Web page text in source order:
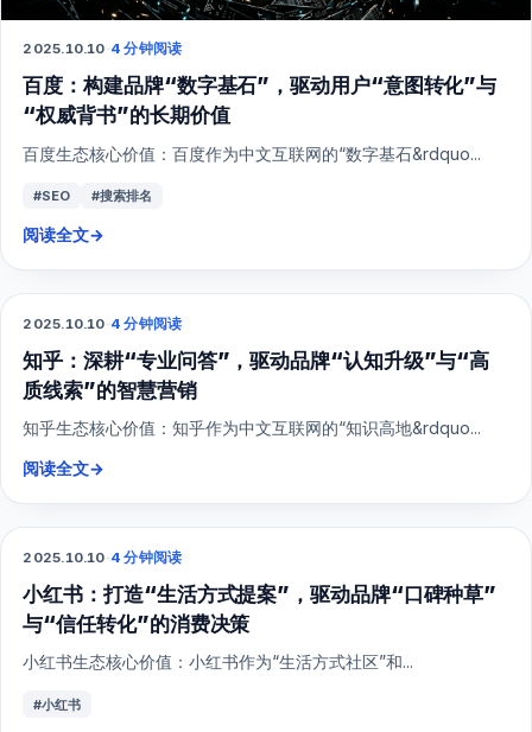
2025.10.10·4 分钟阅读
百度：构建品牌“数字基石”，驱动用户“意图转化”与
“权威背书”的长期价值
百度生态核心价值：百度作为中文互联网的“数字基石&rdquo...
#SEO #搜索排名
阅读全文→
SEO
2025.10.10·4 分钟阅读
知乎：深耕“专业问答”，驱动品牌“认知升级”与“高
质线索”的智慧营销
知乎生态核心价值：知乎作为中文互联网的“知识高地&rdquo...
阅读全文→
小红书
2025.10.10·4 分钟阅读
小红书：打造“生活方式提案”，驱动品牌“口碑种草”
与“信任转化”的消费决策
小红书生态核心价值：小红书作为“生活方式社区”和...
#小红书